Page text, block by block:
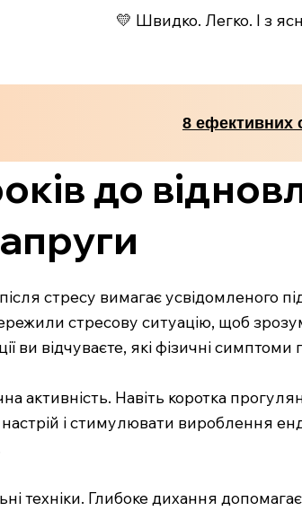
💛 Швидко. Легко. І з
8 ефективних
до
стресу вимагає
стресову ситуацію, щоб
ви відчуваєте, які фізичні
активність. Навіть коротка
і стимулювати вироблення
техніки. Глибоке дихання